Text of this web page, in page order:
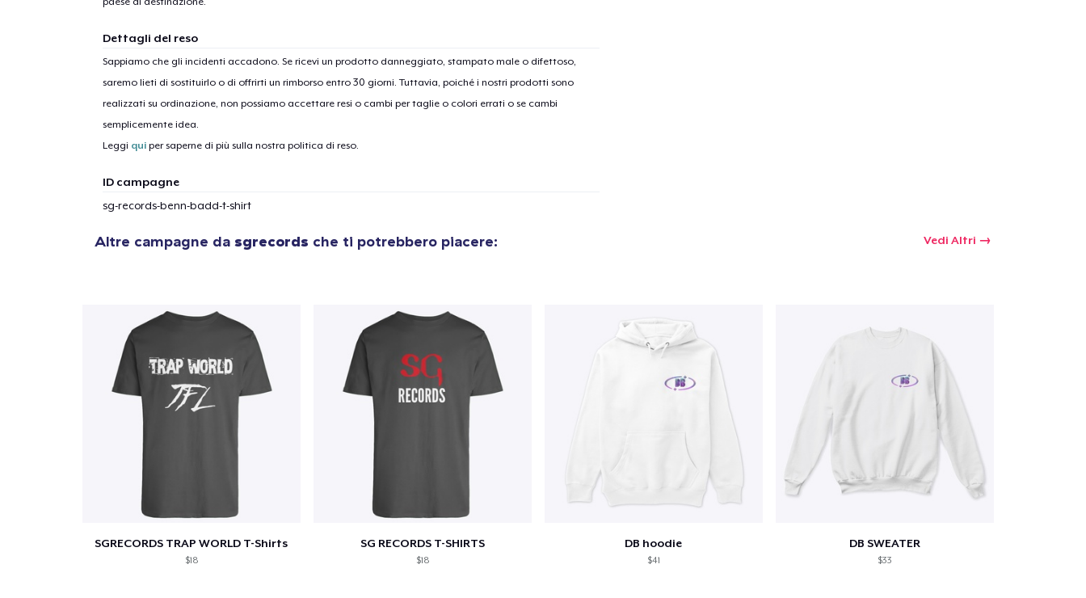
Dettagli del reso
Sappiamo che gli incidenti accadono. Se ricevi un prodotto danneggiato, stampato male o difettoso,
saremo lieti di sostituirlo o di offrirti un rimborso entro 30 giorni. Tuttavia, poiché i nostri prodotti sono
realizzati su ordinazione, non possiamo accettare resi o cambi per taglie o colori errati o se cambi
semplicemente idea.
Leggi quiper saperne di più sulla nostra politica di reso.
ID campagne
sg-records-benn-badd-t-shirt
Altre campagne da sgrecords che ti potrebbero piacere: Vedi Altri
SGRECORDS TRAP WORLD T-Shirts
$18
SG RECORDS T-SHIRTS
$18
DB hoodie
$41
DB SWEATER
$33